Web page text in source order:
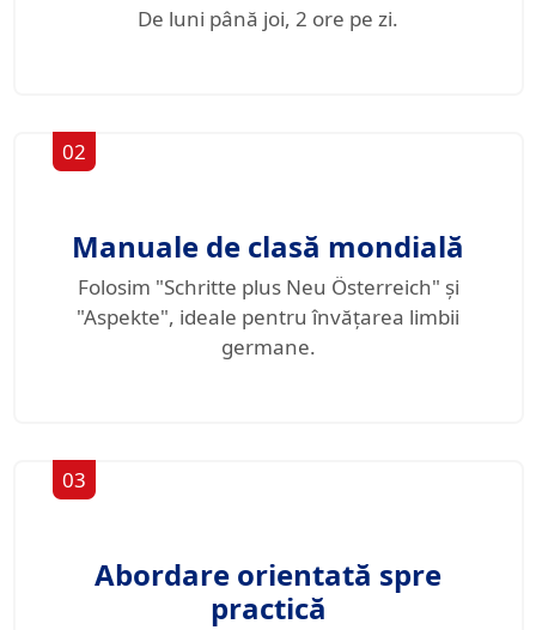
De luni până joi, 2 ore pe zi.
Manuale de clasă mondială
Folosim "Schritte plus Neu Österreich" și
"Aspekte", ideale pentru învățarea limbii
germane.
02
Abordare orientată spre
practică
03